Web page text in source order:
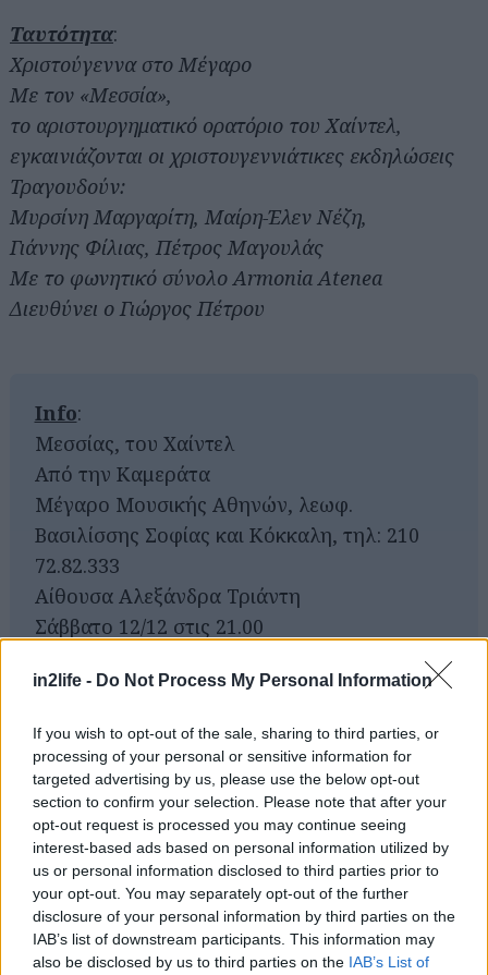
in2life - Do Not Process My Personal Information
If you wish to opt-out of the sale, sharing to third parties, or
processing of your personal or sensitive information for
targeted advertising by us, please use the below opt-out
section to confirm your selection. Please note that after your
opt-out request is processed you may continue seeing
interest-based ads based on personal information utilized by
us or personal information disclosed to third parties prior to
your opt-out. You may separately opt-out of the further
disclosure of your personal information by third parties on the
IAB’s list of downstream participants. This information may
also be disclosed by us to third parties on the IAB’s List of
Ταυτότητα:
Χριστούγεννα στο Μέγαρο
Με τον «Μεσσία»,
το αριστουργηματικό ορατόριο του Χαίντελ,
εγκαινιάζονται οι χριστουγεννιάτικες εκδηλώσεις
Τραγουδούν:
Μυρσίνη Μαργαρίτη, Μαίρη-Έλεν Νέζη,
Γιάννης Φίλιας, Πέτρος Μαγουλάς
Με το φωνητικό σύνολο Armonia Atenea
Διευθύνει ο Γιώργος Πέτρου
Info:
Μεσσίας, του Χαίντελ
Από την Καμεράτα
Μέγαρο Μουσικής Αθηνών, λεωφ.
Βασιλίσσης Σοφίας και Κόκκαλη, τηλ: 210
72.82.333
Αίθουσα Αλεξάνδρα Τριάντη
Σάββατο 12/12 στις 21.00
7,50€ (φοιτητές, νέοι,άνεργοι, ΑΜΕΑ) και
για...